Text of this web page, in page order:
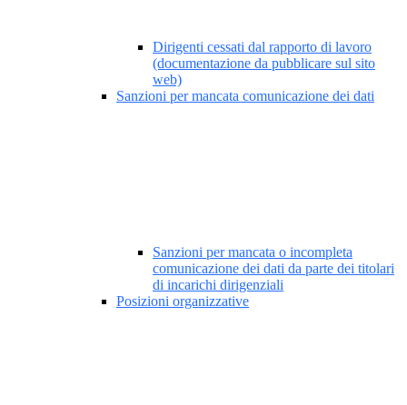
Dirigenti cessati dal rapporto di lavoro
(documentazione da pubblicare sul sito
web)
Sanzioni per mancata comunicazione dei dati
Sanzioni per mancata o incompleta
comunicazione dei dati da parte dei titolari
di incarichi dirigenziali
Posizioni organizzative